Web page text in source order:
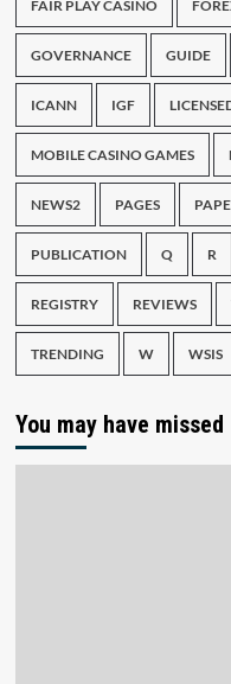
FAIR PLAY CASINO
GOVERNANCE GUIDE
ICANN IGF
MOBILE CASINO GAMES
NEWS2 PAGES
PUBLICATION Q R
REGISTRY REVIEWS
TRENDING W WSIS
You may have missed